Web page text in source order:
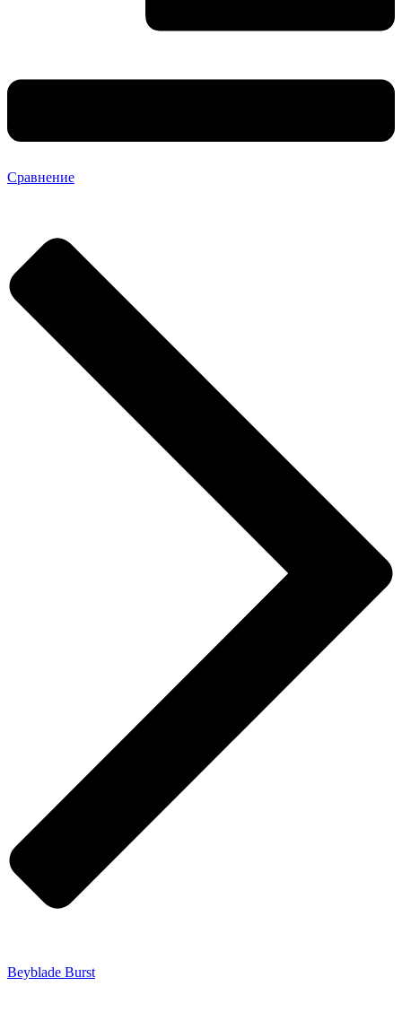
Сравнение
Beyblade Burst